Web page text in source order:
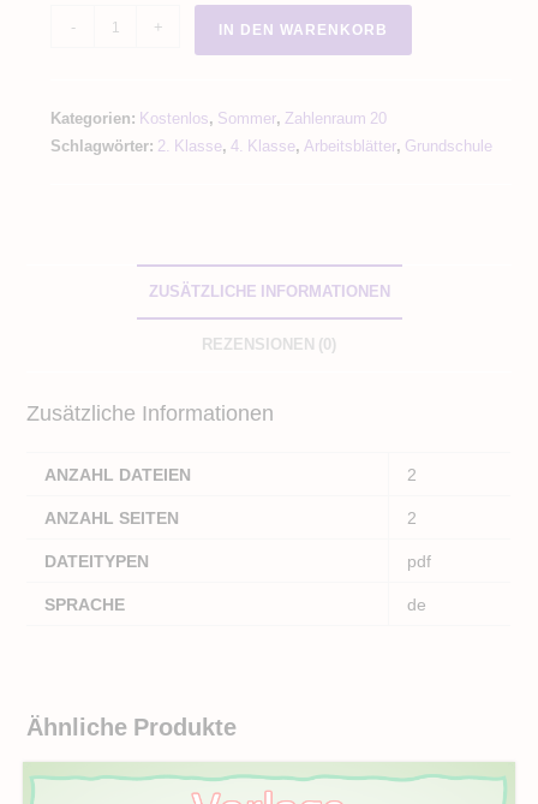
Sommer
Suchbild
- + IN DEN WARENKORB
Kategorien: Kostenlos, Sommer,Zahlenraum 20
Schlagwörter: 2. Klasse,4. Klasse,Arbeitsblätter, Grundschule
ZUSÄTZLICHE INFORMATIONEN
REZENSIONEN (0)
Zusätzliche Informationen
ANZAHL DATEIEN
2
ANZAHL SEITEN
2
DATEITYPEN
pdf
SPRACHE
de
Ähnliche Produkte